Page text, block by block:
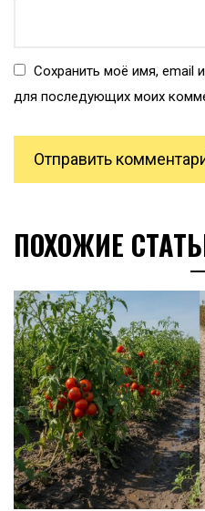
Сохранить моё имя, email
для последующих моих
ПОХОЖИЕ